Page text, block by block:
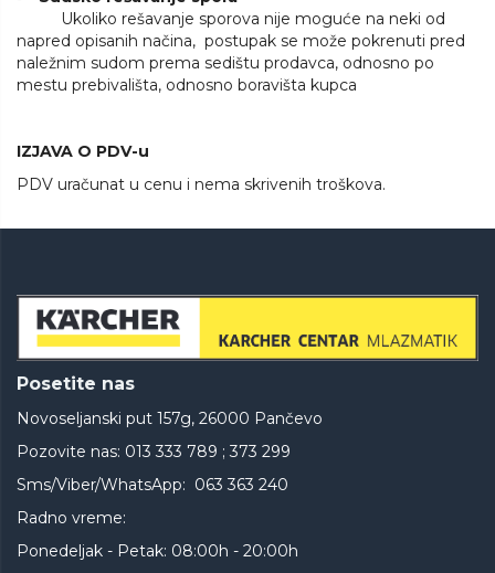
Ukoliko rešavanje sporova nije moguće na neki od
napred opisanih načina, postupak se može pokrenuti pred
naležnim sudom prema sedištu prodavca, odnosno po
mestu prebivališta, odnosno boravišta kupca
IZJAVA O PDV-u
PDV uračunat u cenu i nema skrivenih troškova.
Posetite nas
Novoseljanski put 157g, 26000 Pančevo
Pozovite nas: 013 333 789 ; 373 299
Sms/Viber/WhatsApp: 063 363 240
Radno vreme:
Ponedeljak - Petak: 08:00h - 20:00h